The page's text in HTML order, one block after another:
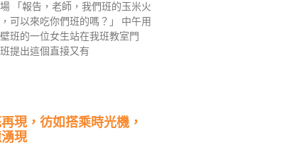
「報告，老師，我們班的玉米火
可以來吃你們班的嗎？」 中午用
班的一位女生站在我班教室門
提出這個直接又有
現，彷如搭乘時光機，
現